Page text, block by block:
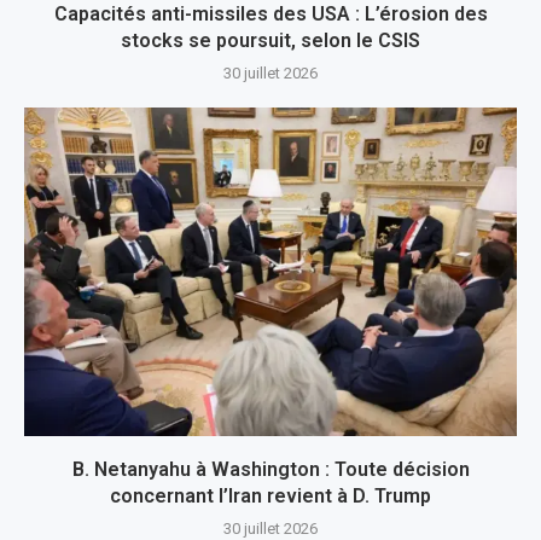
Capacités anti-missiles des USA : L’érosion des
stocks se poursuit, selon le CSIS
30 juillet 2026
B. Netanyahu à Washington : Toute décision
concernant l’Iran revient à D. Trump
30 juillet 2026